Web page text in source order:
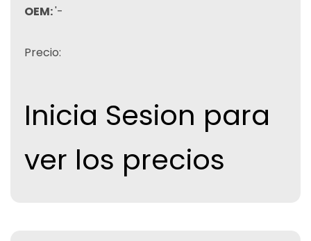
OEM:'-
Precio:
Inicia Sesion para
ver los precios